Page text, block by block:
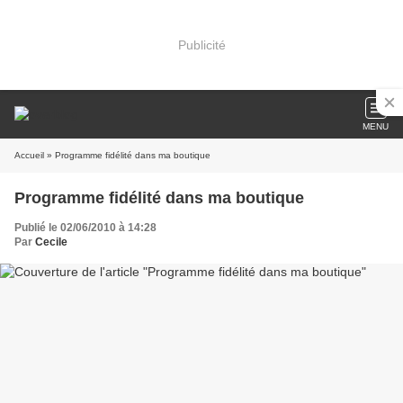
Publicité
MENU
Accueil » Programme fidélité dans ma boutique
Programme fidélité dans ma boutique
Publié le 02/06/2010 à 14:28
Par Cecile